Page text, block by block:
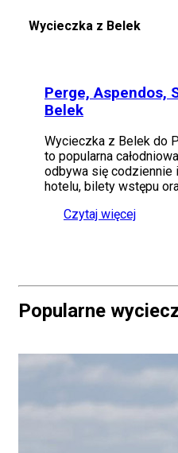
Wycieczka z Belek
Perge, Aspendos,
Belek
Wycieczka z Belek do
to popularna
odbywa się codziennie
hotelu, bilety wstępu
Czytaj więcej
Popularne